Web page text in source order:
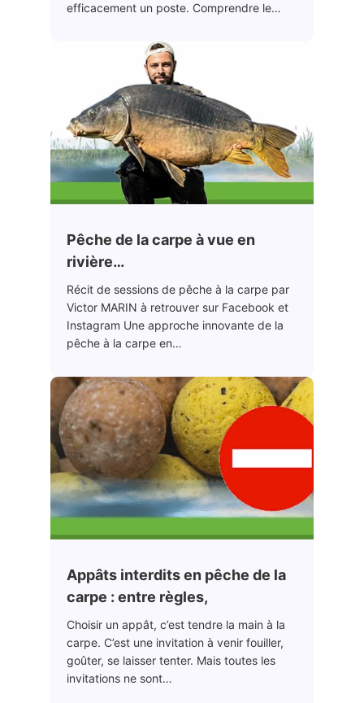
efficacement un poste. Comprendre le…
Pêche de la carpe à vue en
rivière…
Récit de sessions de pêche à la carpe par
Victor MARIN à retrouver sur Facebook et
Instagram Une approche innovante de la
pêche à la carpe en…
Appâts interdits en pêche de la
carpe : entre règles,
Choisir un appât, c’est tendre la main à la
carpe. C’est une invitation à venir fouiller,
goûter, se laisser tenter. Mais toutes les
invitations ne sont…